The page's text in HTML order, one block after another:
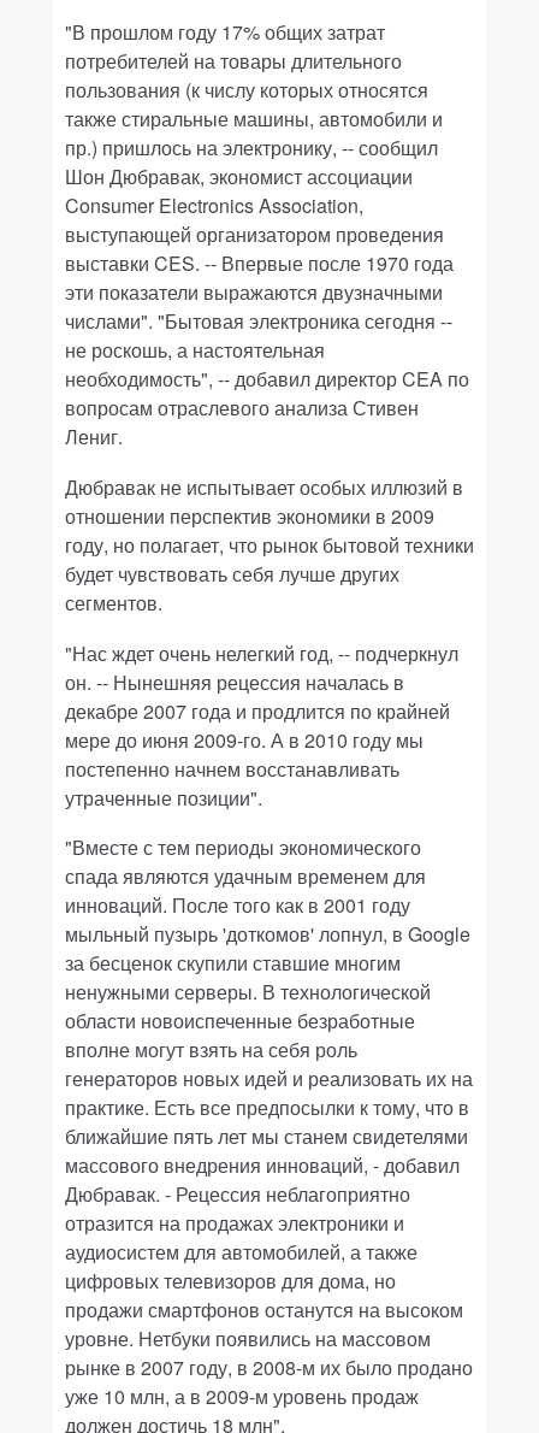
"В прошлом году 17% общих затрат
потребителей на товары длительного
пользования (к числу которых относятся
также стиральные машины, автомобили и
пр.) пришлось на электронику, -- сообщил
Шон Дюбравак, экономист ассоциации
Consumer Electronics Association,
выступающей организатором проведения
выставки CES. -- Впервые после 1970 года
эти показатели выражаются двузначными
числами". "Бытовая электроника сегодня --
не роскошь, а настоятельная
необходимость", -- добавил директор CEA по
вопросам отраслевого анализа Стивен
Лениг.
Дюбравак не испытывает особых иллюзий в
отношении перспектив экономики в 2009
году, но полагает, что рынок бытовой техники
будет чувствовать себя лучше других
сегментов.
"Нас ждет очень нелегкий год, -- подчеркнул
он. -- Нынешняя рецессия началась в
декабре 2007 года и продлится по крайней
мере до июня 2009-го. А в 2010 году мы
постепенно начнем восстанавливать
утраченные позиции".
"Вместе с тем периоды экономического
спада являются удачным временем для
инноваций. После того как в 2001 году
мыльный пузырь 'доткомов' лопнул, в Google
за бесценок скупили ставшие многим
ненужными серверы. В технологической
области новоиспеченные безработные
вполне могут взять на себя роль
генераторов новых идей и реализовать их на
практике. Есть все предпосылки к тому, что в
ближайшие пять лет мы станем свидетелями
массового внедрения инноваций, - добавил
Дюбравак. - Рецессия неблагоприятно
отразится на продажах электроники и
аудиосистем для автомобилей, а также
цифровых телевизоров для дома, но
продажи смартфонов останутся на высоком
уровне. Нетбуки появились на массовом
рынке в 2007 году, в 2008-м их было продано
уже 10 млн, а в 2009-м уровень продаж
должен достичь 18 млн".